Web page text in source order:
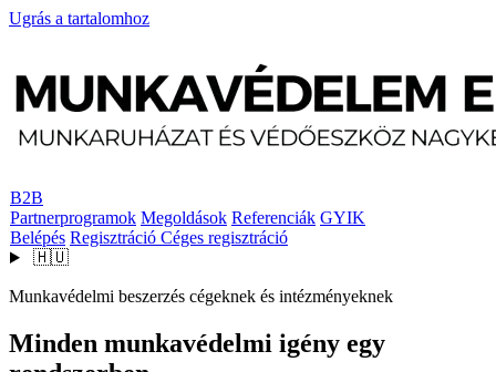
Ugrás a tartalomhoz
B2B
Partnerprogramok Megoldások Referenciák GYIK
Belépés Regisztráció Céges regisztráció
🇭🇺
Munkavédelmi beszerzés cégeknek és intézményeknek
Minden munkavédelmi igény egy